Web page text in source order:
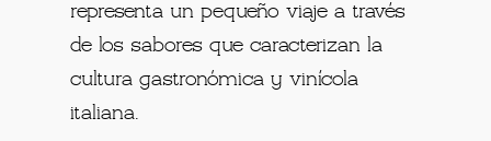
representa un pequeño viaje a través
de los sabores que caracterizan la
cultura gastronómica y vinícola
italiana.